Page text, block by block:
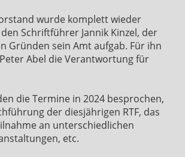
wurde komplett wieder
Schriftführer Jannik Kinzel, der
Gründen sein Amt aufgab. Für ihn
Abel die Verantwortung für
die Termine in 2024 besprochen,
der diesjährigen RTF, das
an unterschiedlichen
etc.